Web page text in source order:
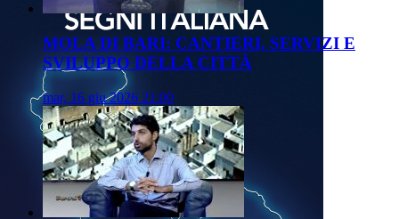
MOLA DI BARI: CANTIERI, SERVIZI E
SVILUPPO DELLA CITTÀ
mar, 16 giu 2026 21:00